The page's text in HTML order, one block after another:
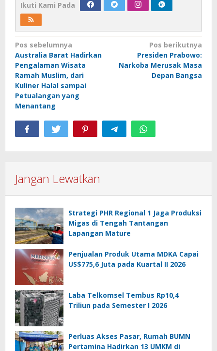
Ikuti Kami Pada
Navigasi
pos
Pos sebelumnya
Australia Barat Hadirkan
Pengalaman Wisata
Ramah Muslim, dari
Kuliner Halal sampai
Petualangan yang
Menantang
Pos berikutnya
Presiden Prabowo:
Narkoba Merusak Masa
Depan Bangsa
Jangan Lewatkan
Strategi PHR Regional 1 Jaga Produksi
Migas di Tengah Tantangan
Lapangan Mature
Penjualan Produk Utama MDKA Capai
US$775,6 Juta pada Kuartal II 2026
Laba Telkomsel Tembus Rp10,4
Triliun pada Semester I 2026
Perluas Akses Pasar, Rumah BUMN
Pertamina Hadirkan 13 UMKM di